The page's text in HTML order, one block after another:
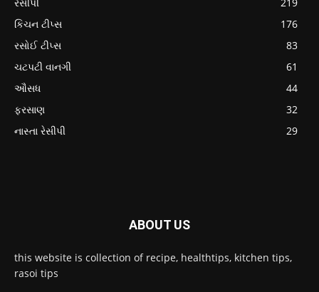
કિચન ટીપ્સ
176
રસોઈ ટીપ્સ
83
ચટપટી વાનગી
61
ઔસધ
44
ફરસાણ
32
નાસ્તા રેસીપી
29
ABOUT US
this website is collection of recipe, healthtips, kitchen tips,
rasoi tips